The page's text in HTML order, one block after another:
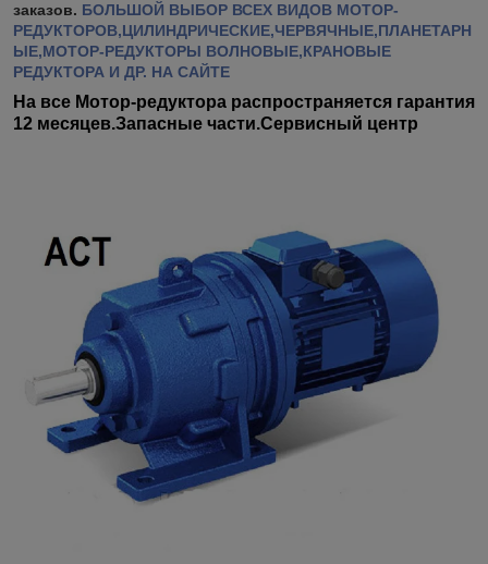
заказов. БОЛЬШОЙ ВЫБОР ВСЕХ ВИДОВ МОТОР-
РЕДУКТОРОВ,ЦИЛИНДРИЧЕСКИЕ,ЧЕРВЯЧНЫЕ,ПЛАНЕТАРН
ЫЕ,МОТОР-РЕДУКТОРЫ ВОЛНОВЫЕ,КРАНОВЫЕ
РЕДУКТОРА И ДР. НА САЙТЕ
На все Мотор-редуктора распространяется гарантия
12 месяцев.Запасные части.Сервисный центр